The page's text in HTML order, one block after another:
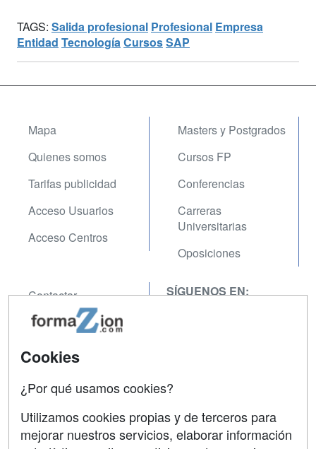
TAGS: Salida profesional Profesional Empresa
Entidad Tecnología CursosSAP
Mapa
Quienes somos
Tarifas publicidad
Acceso Usuarios
Acceso Centros
Masters y Postgrados
Cursos FP
Conferencias
Carreras
Universitarias
Oposiciones
Contactar
Confidencialidad
Aviso legal
SÍGUENOS EN:
Cookies
¿Por qué usamos cookies?
Utilizamos cookies propias y de terceros para
mejorar nuestros servicios, elaborar información